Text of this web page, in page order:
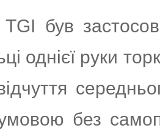
був
однієї руки
без